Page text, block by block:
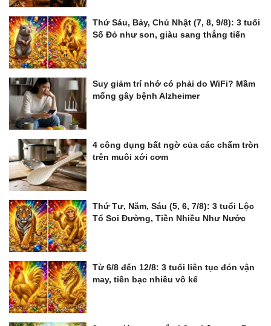
Thứ Sáu, Bảy, Chủ Nhật (7, 8, 9/8): 3 tuổi
Số Đỏ như son, giàu sang thẳng tiến
Suy giảm trí nhớ có phải do WiFi? Mầm
mống gây bệnh Alzheimer
4 công dụng bất ngờ của các chấm tròn
trên muôi xới cơm
Thứ Tư, Năm, Sáu (5, 6, 7/8): 3 tuổi Lộc
Tổ Soi Đường, Tiền Nhiều Như Nước
Từ 6/8 đến 12/8: 3 tuổi liên tục đón vận
may, tiền bạc nhiều vô kể